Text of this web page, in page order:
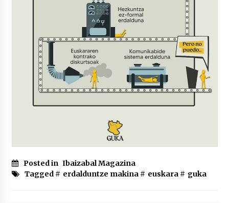
Posted in Ibaizabal Magazina
Tagged # erdalduntze makina# euskara# guka